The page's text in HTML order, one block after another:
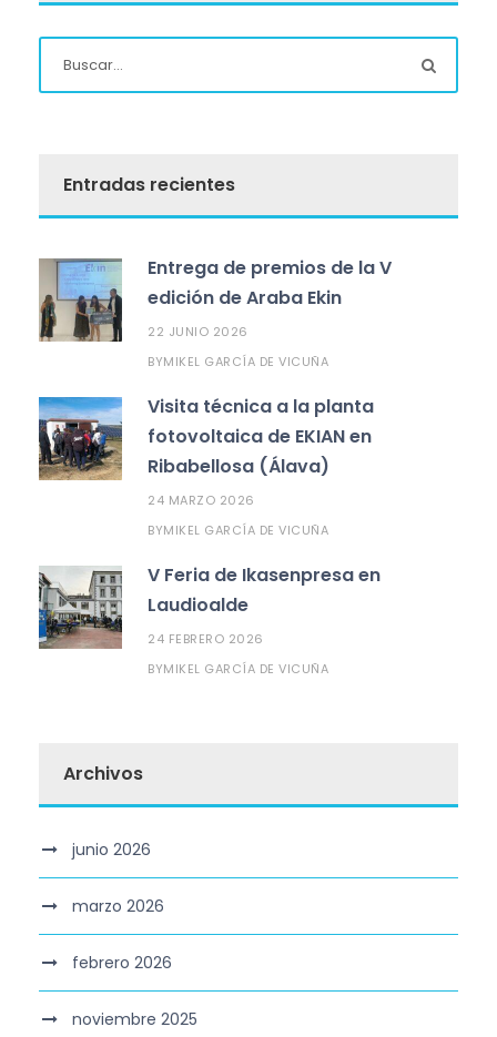
Entradas recientes
Entrega de premios de la V
edición de Araba Ekin
22 JUNIO 2026
BYMIKEL GARCÍA DE VICUÑA
Visita técnica a la planta
fotovoltaica de EKIAN en
Ribabellosa (Álava)
24 MARZO 2026
BYMIKEL GARCÍA DE VICUÑA
V Feria de Ikasenpresa en
Laudioalde
24 FEBRERO 2026
BYMIKEL GARCÍA DE VICUÑA
Archivos
junio 2026
marzo 2026
febrero 2026
noviembre 2025